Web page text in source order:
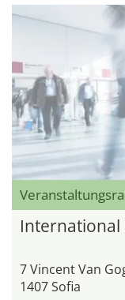
International
7 Vincent Van
1407 Sofia